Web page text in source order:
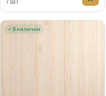
✓ В наличии